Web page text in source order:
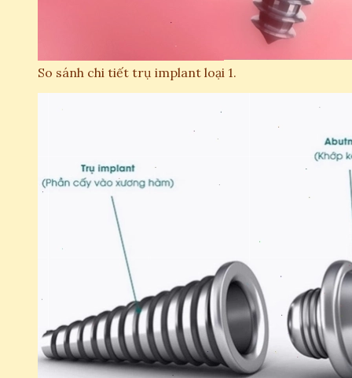
So sánh chi tiết trụ implant loại 1.